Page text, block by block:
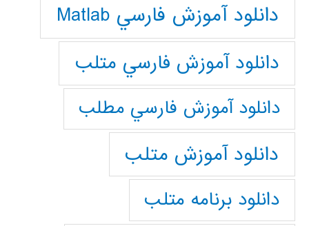
دانلود آموزش فارسي Matlab
دانلود آموزش فارسي متلب
دانلود آموزش فارسي مطلب
دانلود آموزش متلب
دانلود برنامه متلب